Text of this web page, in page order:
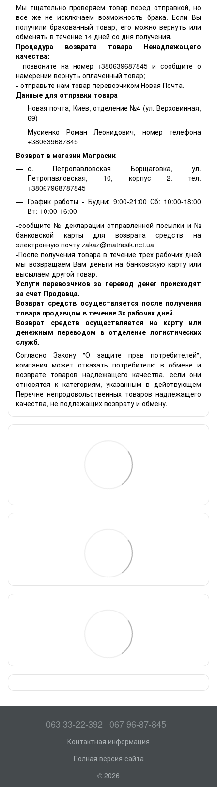
Мы тщательно проверяем товар перед отправкой, но
все же не исключаем возможность брака. Если Вы
получили бракованный товар, его можно вернуть или
обменять в течение 14 дней со дня получения.
Процедура возврата товара Ненадлежащего
качества:
- позвоните на номер +380639687845 и сообщите о
намерении вернуть оплаченный товар;
- отправьте нам товар перевозчиком Новая Почта.
Данные для отправки товара
Новая почта, Киев, отделение №4 (ул. Верховинная,
69)
Мусиенко Роман Леонидович, номер телефона
+380639687845
Возврат в магазин Матрасик
с. Петропавловская Борщаговка, ул.
Петропавловская, 10, корпус 2. тел.
+38067968787845
График работы - Будни: 9:00-21:00 Сб: 10:00-18:00
Вт: 10:00-16:00
-сообщите № декларации отправленной посылки и №
банковской карты для возврата средств на
электронную почту zakaz@matrasik.net.ua
-После получения товара в течение трех рабочих дней
мы возвращаем Вам деньги на банковскую карту или
высылаем другой товар.
Услуги перевозчиков за перевод денег происходят
за счет Продавца.
Возврат средств осуществляется после получения
товара продавцом в течение 3х рабочих дней.
Возврат средств осуществляется на карту или
денежным переводом в отделение логистических
служб.
Согласно Закону "О защите прав потребителей",
компания может отказать потребителю в обмене и
возврате товаров надлежащего качества, если они
относятся к категориям, указанным в действующем
Перечне непродовольственных товаров надлежащего
качества, не подлежащих возврату и обмену.
063 33-22-392 067 96-87-845
Контактная информация
Полная версия сайта
© 2026